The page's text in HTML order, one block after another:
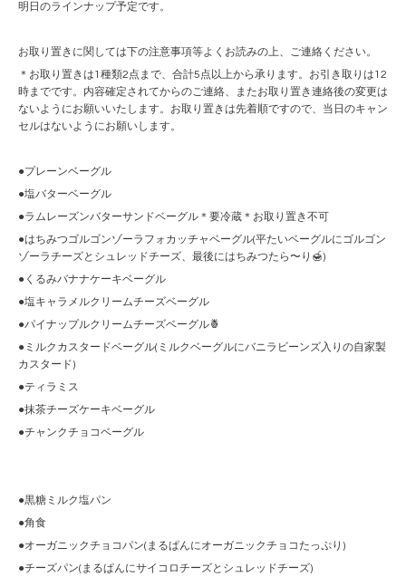
明日のラインナップ予定です。
お取り置きに関しては下の注意事項等よくお読みの上、ご連絡ください。
＊お取り置きは1種類2点まで、合計5点以上から承ります。お引き取りは12
時までです。内容確定されてからのご連絡、またお取り置き連絡後の変更は
ないようにお願いいたします。お取り置きは先着順ですので、当日のキャン
セルはないようにお願いします。
●プレーンベーグル
●塩バターベーグル
●ラムレーズンバターサンドベーグル＊要冷蔵＊お取り置き不可
●はちみつゴルゴンゾーラフォカッチャベーグル(平たいベーグルにゴルゴン
ゾーラチーズとシュレッドチーズ、最後にはちみつたら〜り🍯)
●くるみバナナケーキベーグル
●塩キャラメルクリームチーズベーグル
●パイナップルクリームチーズベーグル🍍
●ミルクカスタードベーグル(ミルクベーグルにバニラビーンズ入りの自家製
カスタード)
●ティラミス
●抹茶チーズケーキベーグル
●チャンクチョコベーグル
●黒糖ミルク塩パン
●角食
●オーガニックチョコパン(まるぱんにオーガニックチョコたっぷり)
●チーズパン(まるぱんにサイコロチーズとシュレッドチーズ)